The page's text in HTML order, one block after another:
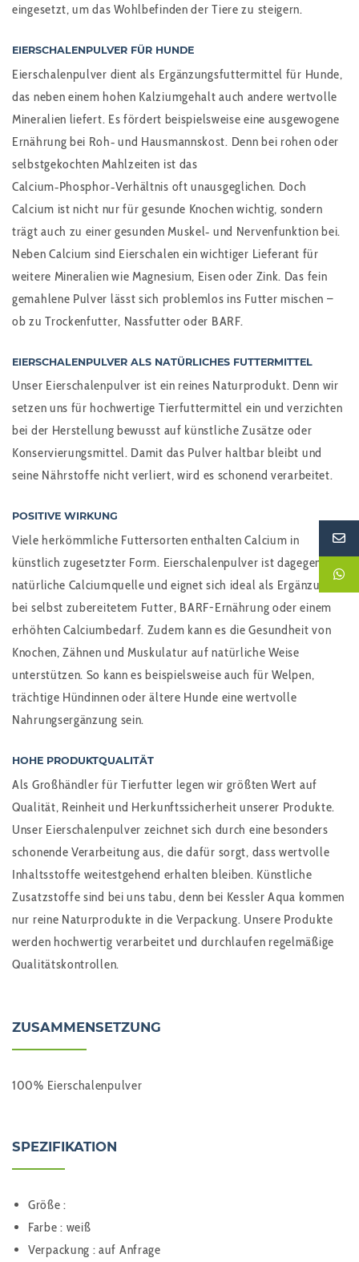
eingesetzt, um das Wohlbefinden der Tiere zu steigern.
EIERSCHALENPULVER FÜR HUNDE
Eierschalenpulver dient als Ergänzungsfuttermittel für Hunde,
das neben einem hohen Kalziumgehalt auch andere wertvolle
Mineralien liefert. Es fördert beispielsweise eine ausgewogene
Ernährung bei Roh‑ und Hausmannskost. Denn bei rohen oder
selbstgekochten Mahlzeiten ist das
Calcium‑Phosphor‑Verhältnis oft unausgeglichen. Doch
Calcium ist nicht nur für gesunde Knochen wichtig, sondern
trägt auch zu einer gesunden Muskel‑ und Nervenfunktion bei.
Neben Calcium sind Eierschalen ein wichtiger Lieferant für
weitere Mineralien wie Magnesium, Eisen oder Zink. Das fein
gemahlene Pulver lässt sich problemlos ins Futter mischen –
ob zu Trockenfutter, Nassfutter oder BARF.
EIERSCHALENPULVER ALS NATÜRLICHES FUTTERMITTEL
Unser Eierschalenpulver ist ein reines Naturprodukt. Denn wir
setzen uns für hochwertige Tierfuttermittel ein und verzichten
bei der Herstellung bewusst auf künstliche Zusätze oder
Konservierungsmittel. Damit das Pulver haltbar bleibt und
seine Nährstoffe nicht verliert, wird es schonend verarbeitet.
POSITIVE WIRKUNG
Viele herkömmliche Futtersorten enthalten Calcium in
künstlich zugesetzter Form. Eierschalenpulver ist dagegen eine
natürliche Calciumquelle und eignet sich ideal als Ergänzung
bei selbst zubereitetem Futter, BARF-Ernährung oder einem
erhöhten Calciumbedarf. Zudem kann es die Gesundheit von
Knochen, Zähnen und Muskulatur auf natürliche Weise
unterstützen. So kann es beispielsweise auch für Welpen,
trächtige Hündinnen oder ältere Hunde eine wertvolle
Nahrungsergänzung sein.
HOHE PRODUKTQUALITÄT
Als Großhändler für Tierfutter legen wir größten Wert auf
Qualität, Reinheit und Herkunftssicherheit unserer Produkte.
Unser Eierschalenpulver zeichnet sich durch eine besonders
schonende Verarbeitung aus, die dafür sorgt, dass wertvolle
Inhaltsstoffe weitestgehend erhalten bleiben. Künstliche
Zusatzstoffe sind bei uns tabu, denn bei Kessler Aqua kommen
nur reine Naturprodukte in die Verpackung. Unsere Produkte
werden hochwertig verarbeitet und durchlaufen regelmäßige
Qualitätskontrollen.
ZUSAMMENSETZUNG
100% Eierschalenpulver
SPEZIFIKATION
Größe :
Farbe : weiß
Verpackung : auf Anfrage